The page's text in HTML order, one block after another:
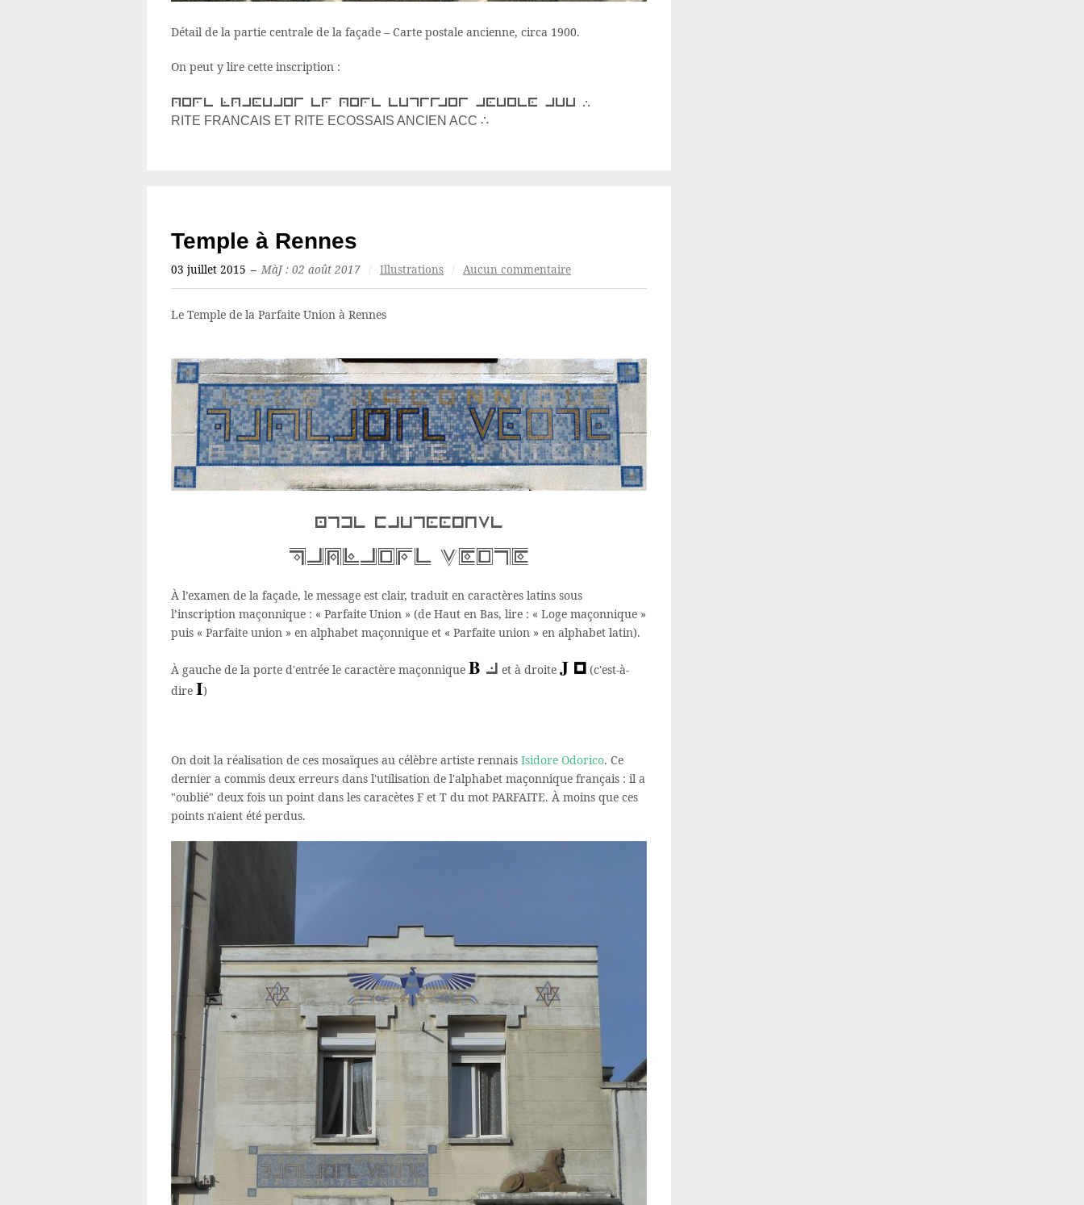
Détail de la partie centrale de la façade – Carte postale ancienne, circa 1900.
On peut y lire cette inscription :
rite francais et rite ecossais ancien acc ∴
RITE FRANCAIS ET RITE ECOSSAIS ANCIEN ACC ∴
Temple à Rennes
03 juillet 2015 – MàJ : 02 août 2017 / Illustrations / Aucun commentaire
Le Temple de la Parfaite Union à Rennes
loge maconnique
PARFAITE UNION
À l’examen de la façade, le message est clair, traduit en caractères latins sous
l’inscription maçonnique : « Parfaite Union » (de Haut en Bas, lire : « Loge maçonnique »
puis « Parfaite union » en alphabet maçonnique et « Parfaite union » en alphabet latin).
À gauche de la porte d'entrée le caractère maçonnique B b et à droite J j (c'est-à-
dire I)
On doit la réalisation de ces mosaïques au célèbre artiste rennais Isidore Odorico. Ce
dernier a commis deux erreurs dans l'utilisation de l'alphabet maçonnique français : il a
"oublié" deux fois un point dans les caracètes F et T du mot PARFAITE. À moins que ces
points n'aient été perdus.